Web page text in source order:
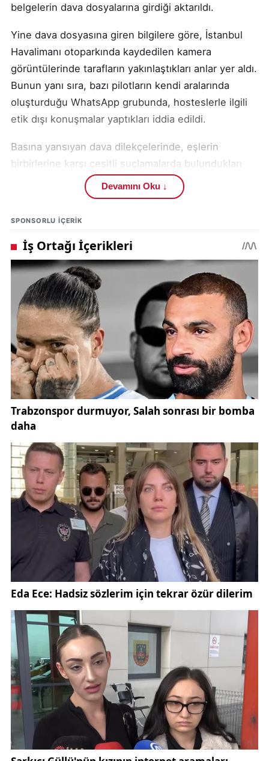
belgelerin dava dosyalarına girdiği aktarıldı.
Yine dava dosyasına giren bilgilere göre, İstanbul
Havalimanı otoparkında kaydedilen kamera
görüntülerinde tarafların yakınlaştıkları anlar yer aldı.
Bunun yanı sıra, bazı pilotların kendi aralarında
oluşturduğu WhatsApp grubunda, hosteslerle ilgili
etik dışı konuşmalar yaptıkları iddia edildi.
Basına yansıyan dava dilekçelerinde, eşlerin
birbirlerine karşı çeşitli suçlamalarda bulundukları
belirtildi. Fiziksel ve psikolojik şiddet iddiaları, çocuk
bakımında ilgisizlik ve evlilikte sorumlulukların yerine
getirilmemesi gibi konular mahkeme dosyalarında
yer aldı.
Kamuoyunda geniş yankı uyandıran iddialar sonrası
gözler Türk Hava Yolları’nın yapacağı resmi
açıklamaya çevrildi. Şirketin olayla ilgili soruşturma
başlatıp başlatmadığı merak konusu.
THY’de görevli pilot ve kabin memurunun yasak aşk
iddiaları hem boşanma davalarına hem de
kamuoyunda geniş tartışmalara yol açtı. Mahkeme
sürecinin ilerleyen günlerde daha fazla detayı ortaya
çıkaracağı tahmin ediliyor.
Devamını Oku ↓
SPONSORLU IÇERIK